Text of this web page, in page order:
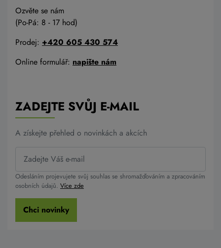
Ozvěte se nám
(Po-Pá: 8 - 17 hod)
Prodej: +420 605 430 574
Online formulář: napište nám
ZADEJTE SVŮJ E-MAIL
A získejte přehled o novinkách a akcích
Odesláním projevujete svůj souhlas se shromažďováním a zpracováním
osobních údajů. Více zde
Chci novinky